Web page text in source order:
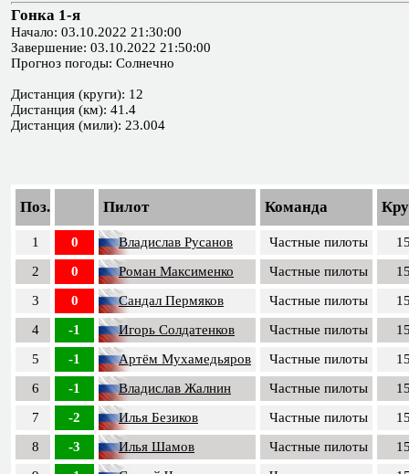
Гонка 1-я
Начало: 03.10.2022 21:30:00
Завершение: 03.10.2022 21:50:00
Прогноз погоды: Солнечно
Дистанция (круги): 12
Дистанция (км): 41.4
Дистанция (мили): 23.004
Поз. Пилот Команда
1 0 Владислав Русанов Частные пилоты
2
0 Роман Максименко Частные пилоты
3
0 Сандал Пермяков Частные пилоты
4
-1 Игорь Солдатенков Частные пилоты
5
-1 Артём Мухамедьяров Частные пилоты
6
-1 Владислав Жалнин Частные пилоты
7
-2 Илья Безиков Частные пилоты
8
-3 Илья Шамов Частные пилоты